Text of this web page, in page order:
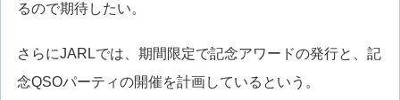
るので期待したい。
さらにJARLでは、期間限定で記念アワードの発行と、記
念QSOパーティの開催を計画しているという。